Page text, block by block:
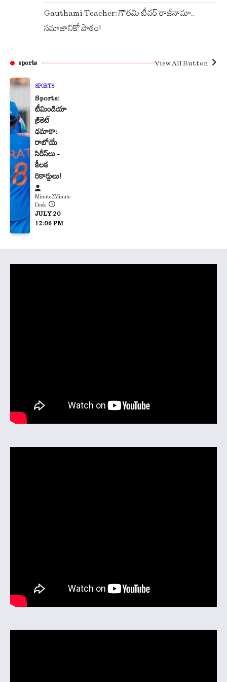
Gauthami Teacher: గౌతమి టీచర్ రాజీనామా..
సమాజానికో పాఠం!
sports View All Button
SPORTS
Sports:
టీమిండియా
క్రికెట్
ధమాకా:
రాబోయే
సిరీస్‌లు –
కీలక
రికార్డులు!
Minute2Minute
Desk
JULY 20
12:06 PM